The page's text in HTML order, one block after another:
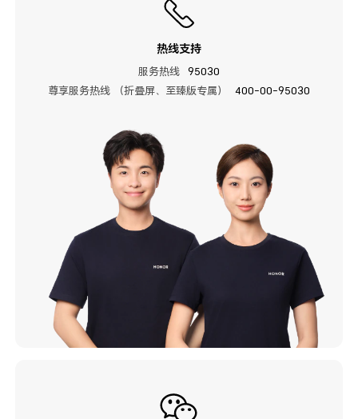
热线支持
服务热线
95030
尊享服务热线 （折叠屏、至臻版专属）
400-00-95030